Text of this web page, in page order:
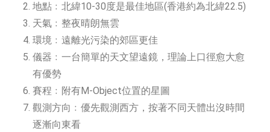
地點﹕北緯10-30度是最佳地區(香港約為北緯22.5)
天氣﹕整夜晴朗無雲
環境﹕遠離光污染的郊區更佳
儀器﹕一台簡單的天文望遠鏡，理論上口徑愈大愈
有優勢
賽程﹕附有M-Object位置的星圖
觀測方向﹕優先觀測西方，按著不同天體出沒時間
逐漸向東看